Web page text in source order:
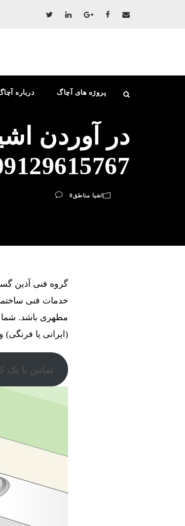
درباره پروژه های آچاگ
در آوردن
اشیا مناطق 0
خدمات فنی
مطهری باشد. شما
(ایرانی یا فرنگی)
تماس با یک